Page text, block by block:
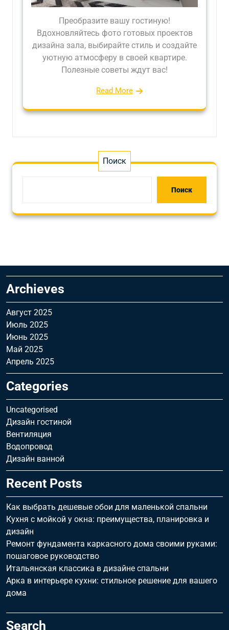
Преобразите вашу гостиную!
Вдохновляйтесь фото готовых проектов
дизайна зала, выбирайте стиль и создайте
уютную атмосферу в своей квартире.
Полезные советы ждут вас!
Read More
Поиск
Поиск
Archieves
Август 2025
Июль 2025
Июнь 2025
Май 2025
Апрель 2025
Categories
Uncategorised
Дизайн гостиной
Вентиляция
Водопровод
Дизайн ванной
Recent Posts
Как выбрать дешевые обои для маленькой спальни
Кухня с мойкой у окна: преимущества, планировка и
дизайн
Ремонт фундамента каркасного дома своими руками:
пошаговое руководство
Итальянская классика в дизайне спальни
Арка в интерьере кухни: стильное решение для вашего
дома
Search